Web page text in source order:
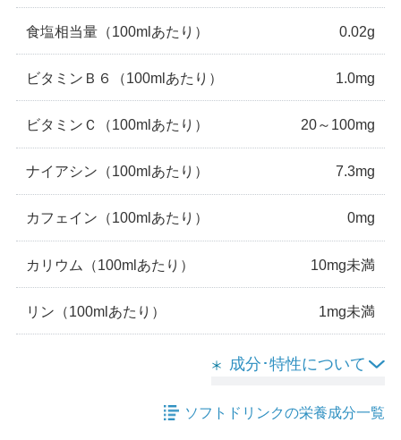
食塩相当量 （100mlあたり） 0.02g
ビタミンＢ６ （100mlあたり） 1.0mg
ビタミンＣ （100mlあたり） 20～100mg
ナイアシン （100mlあたり） 7.3mg
カフェイン （100mlあたり） 0mg
カリウム （100mlあたり） 10mg未満
リン （100mlあたり） 1mg未満
成分･特性について
ソフトドリンクの栄養成分一覧